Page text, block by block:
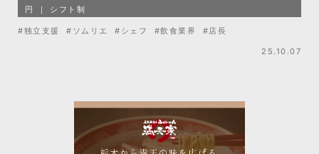
円 シフト制
#独立支援 #ソムリエ #シェフ #飲食業界 #店長
25.10.07